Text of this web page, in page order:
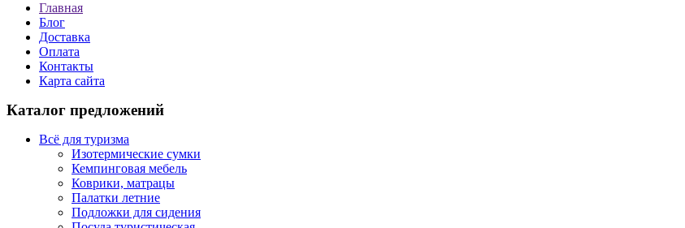
Главная
Блог
Доставка
Оплата
Контакты
Карта сайта
Каталог предложений
Всё для туризма
Изотермические сумки
Кемпинговая мебель
Коврики, матрацы
Палатки летние
Подложки для сидения